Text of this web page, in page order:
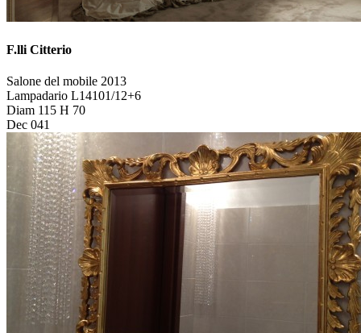
F.lli Citterio
Salone del mobile 2013
Lampadario L14101/12+6
Diam 115 H 70
Dec 041